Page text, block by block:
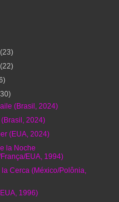
(23)
(22)
(Brasil, 2024)
2024)
(EUA, 2024)
la Noche
EUA, 1994)
la Cerca (México/Polônia,
1996)